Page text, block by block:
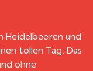
Heidelbeeren und
tollen Tag. Das
ohne